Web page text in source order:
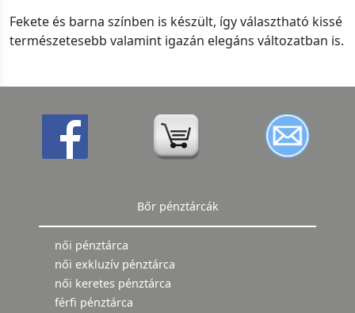
Fekete és barna színben is készült, így választható kissé
természetesebb valamint igazán elegáns változatban is.
Bőr pénztárcák
női pénztárca
női exkluzív pénztárca
női keretes pénztárca
férfi pénztárca